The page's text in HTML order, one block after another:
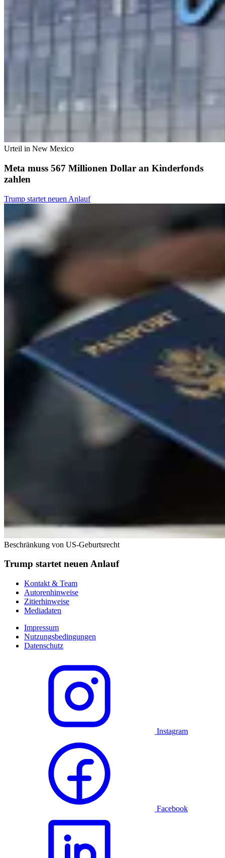
Urteil in New Mexico
Meta muss 567 Millionen Dollar an Kinderfonds
zahlen
Trump startet neuen Anlauf
Beschränkung von US-Geburtsrecht
Trump startet neuen Anlauf
Kontakt & Team
Autorenhinweise
Zitierhinweise
Mediadaten
Impressum
Nutzungsbedingungen
Datenschutz
Instagram
Facebook